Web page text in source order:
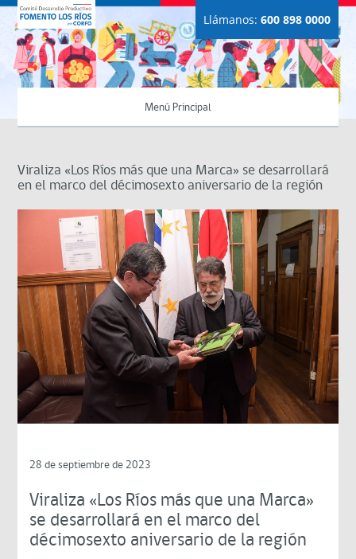
Llámanos: 600 898 0000
Menú Principal
Viraliza «Los Ríos más que una Marca» se desarrollará
en el marco del décimosexto aniversario de la región
28 de septiembre de 2023
Viraliza «Los Ríos más que una Marca»
se desarrollará en el marco del
décimosexto aniversario de la región